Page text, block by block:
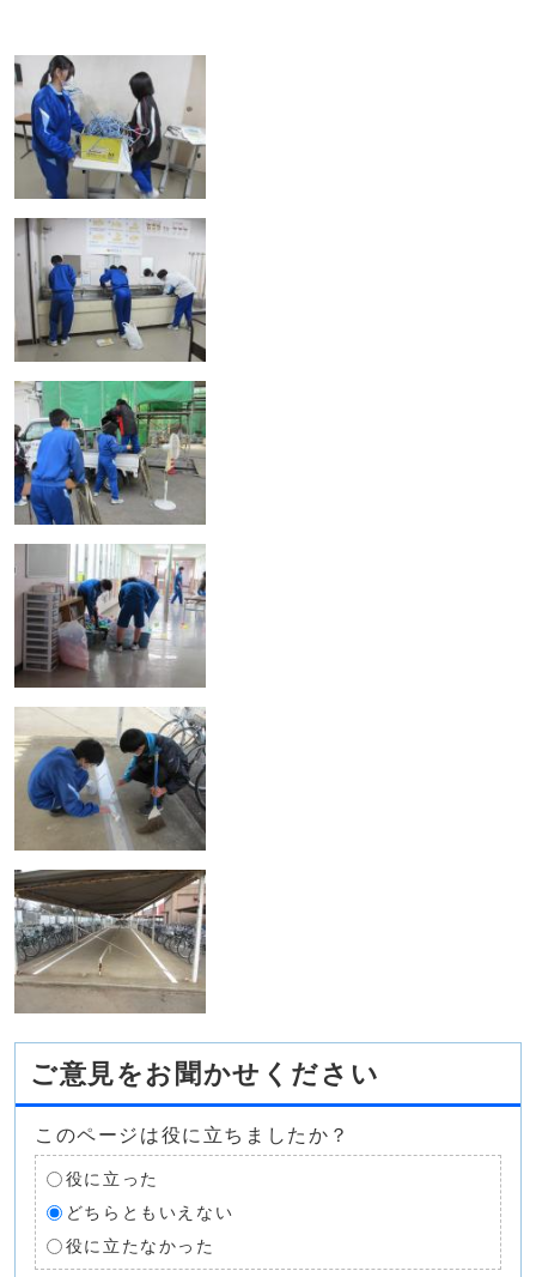
ご意見をお聞かせください
このページは役に立ちましたか？
役に立った
どちらともいえない
役に立たなかった